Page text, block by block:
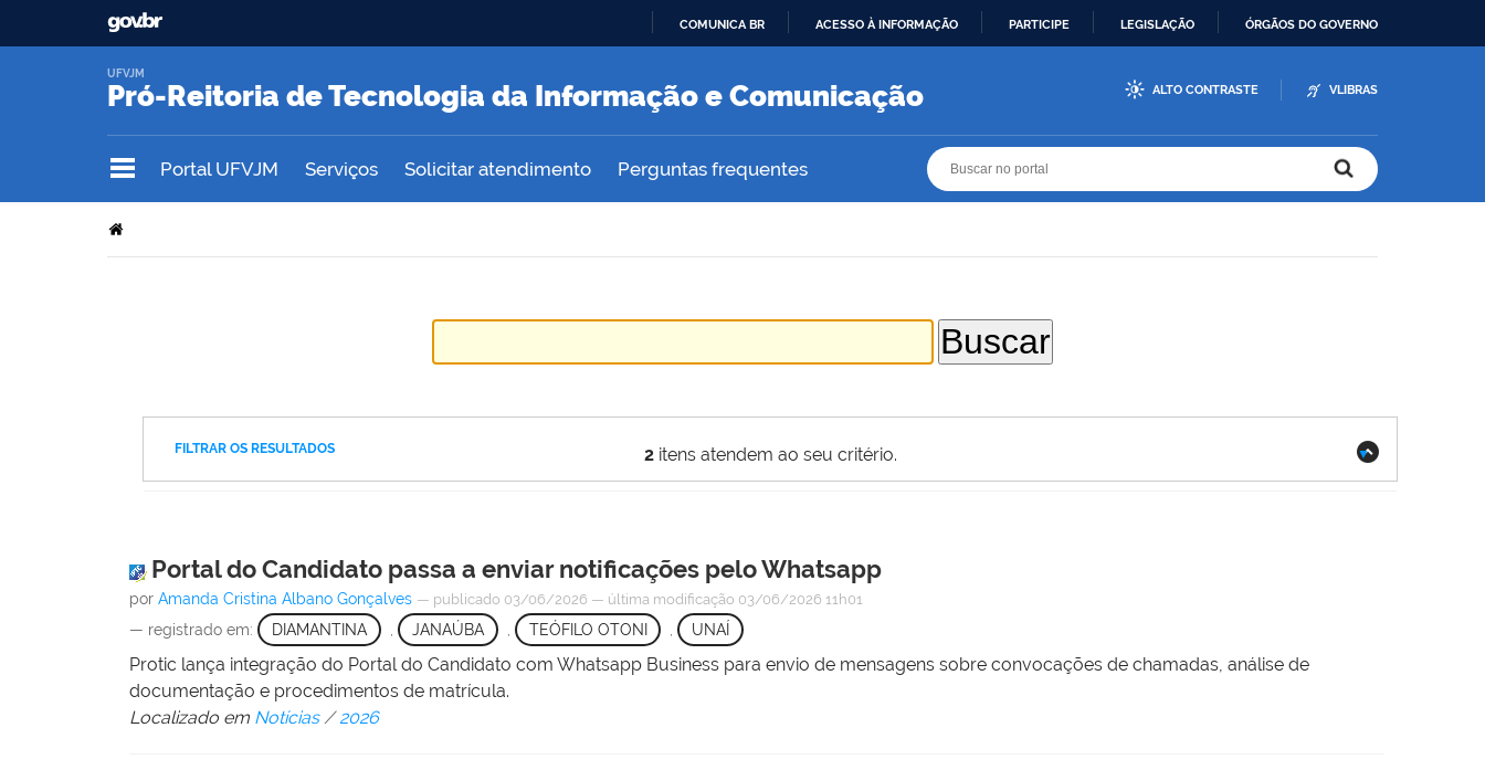
O
COMUNICA BR ACESSO À INFORMAÇÃO PARTICIPE LEGISLAÇÃO ÓRGÃOS DO GOVERNO
Pró-Reitoria de Tecnologia da Informação e Comunicação
UFVJM
ALTO CONTRASTE VLIBRAS
Portal UFVJM Serviços Solicitar atendimento Perguntas frequentes
2itens atendem ao seu critério.
FILTRAR OS RESULTADOS
Portal do Candidato passa a enviar notificações pelo Whatsapp
porAmanda Cristina Albano Gonçalves — publicado 03/06/2026 — última modificação 03/06/2026 11h01
— registrado em: DIAMANTINA JANAÚBA TEÓFILO OTONI , UNAÍ
Protic lança integração do Portal do Candidato com Whatsapp Business para envio de mensagens sobre convocações de chamadas, análise de
documentação e procedimentos de matrícula.
Localizado em Notícias /2026